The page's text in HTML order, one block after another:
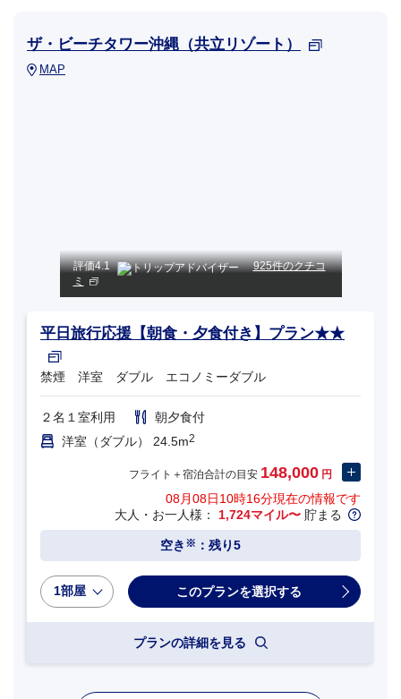
ザ・ビーチタワー沖縄（共立リゾート）
MAP
評価4.1
925件のクチコ
ミ
平日旅行応援【朝食・夕食付き】プラン★★
禁煙 洋室 ダブル エコノミーダブル
２名１室利用
朝夕食付
洋室（ダブル） 24.5m2
フライト＋宿泊合計の目安 148,000 円
08月08日10時16分現在の情報です
大人・お一人様： 1,724マイル〜 貯まる
空き ※ ：残り5
1部屋
プランの詳細を見る